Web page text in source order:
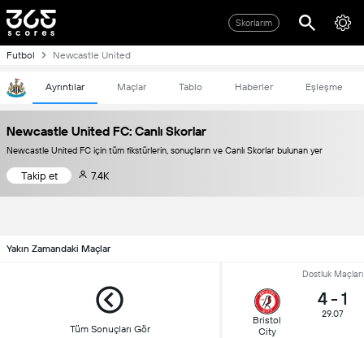
Skorlarım
Futbol Newcastle United
Ayrıntılar Maçlar Tablo Haberler Eşleşme
Newcastle United FC: Canlı Skorlar
Newcastle United FC için tüm fikstürlerin, sonuçların ve Canlı Skorlar bulunan yer
Takip et 7.4K
Yakın Zamandaki Maçlar
Tüm Sonuçları Gör
Dostluk Maçları
Bristol
City
4- 1
29.07